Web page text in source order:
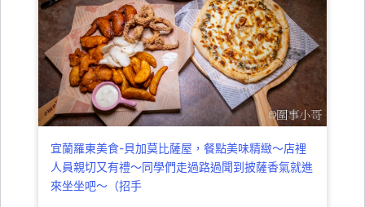
宜蘭羅東美食-貝加莫比薩屋，餐點美味精緻～店裡
人員親切又有禮～同學們走過路過聞到披薩香氣就進
來坐坐吧～（招手